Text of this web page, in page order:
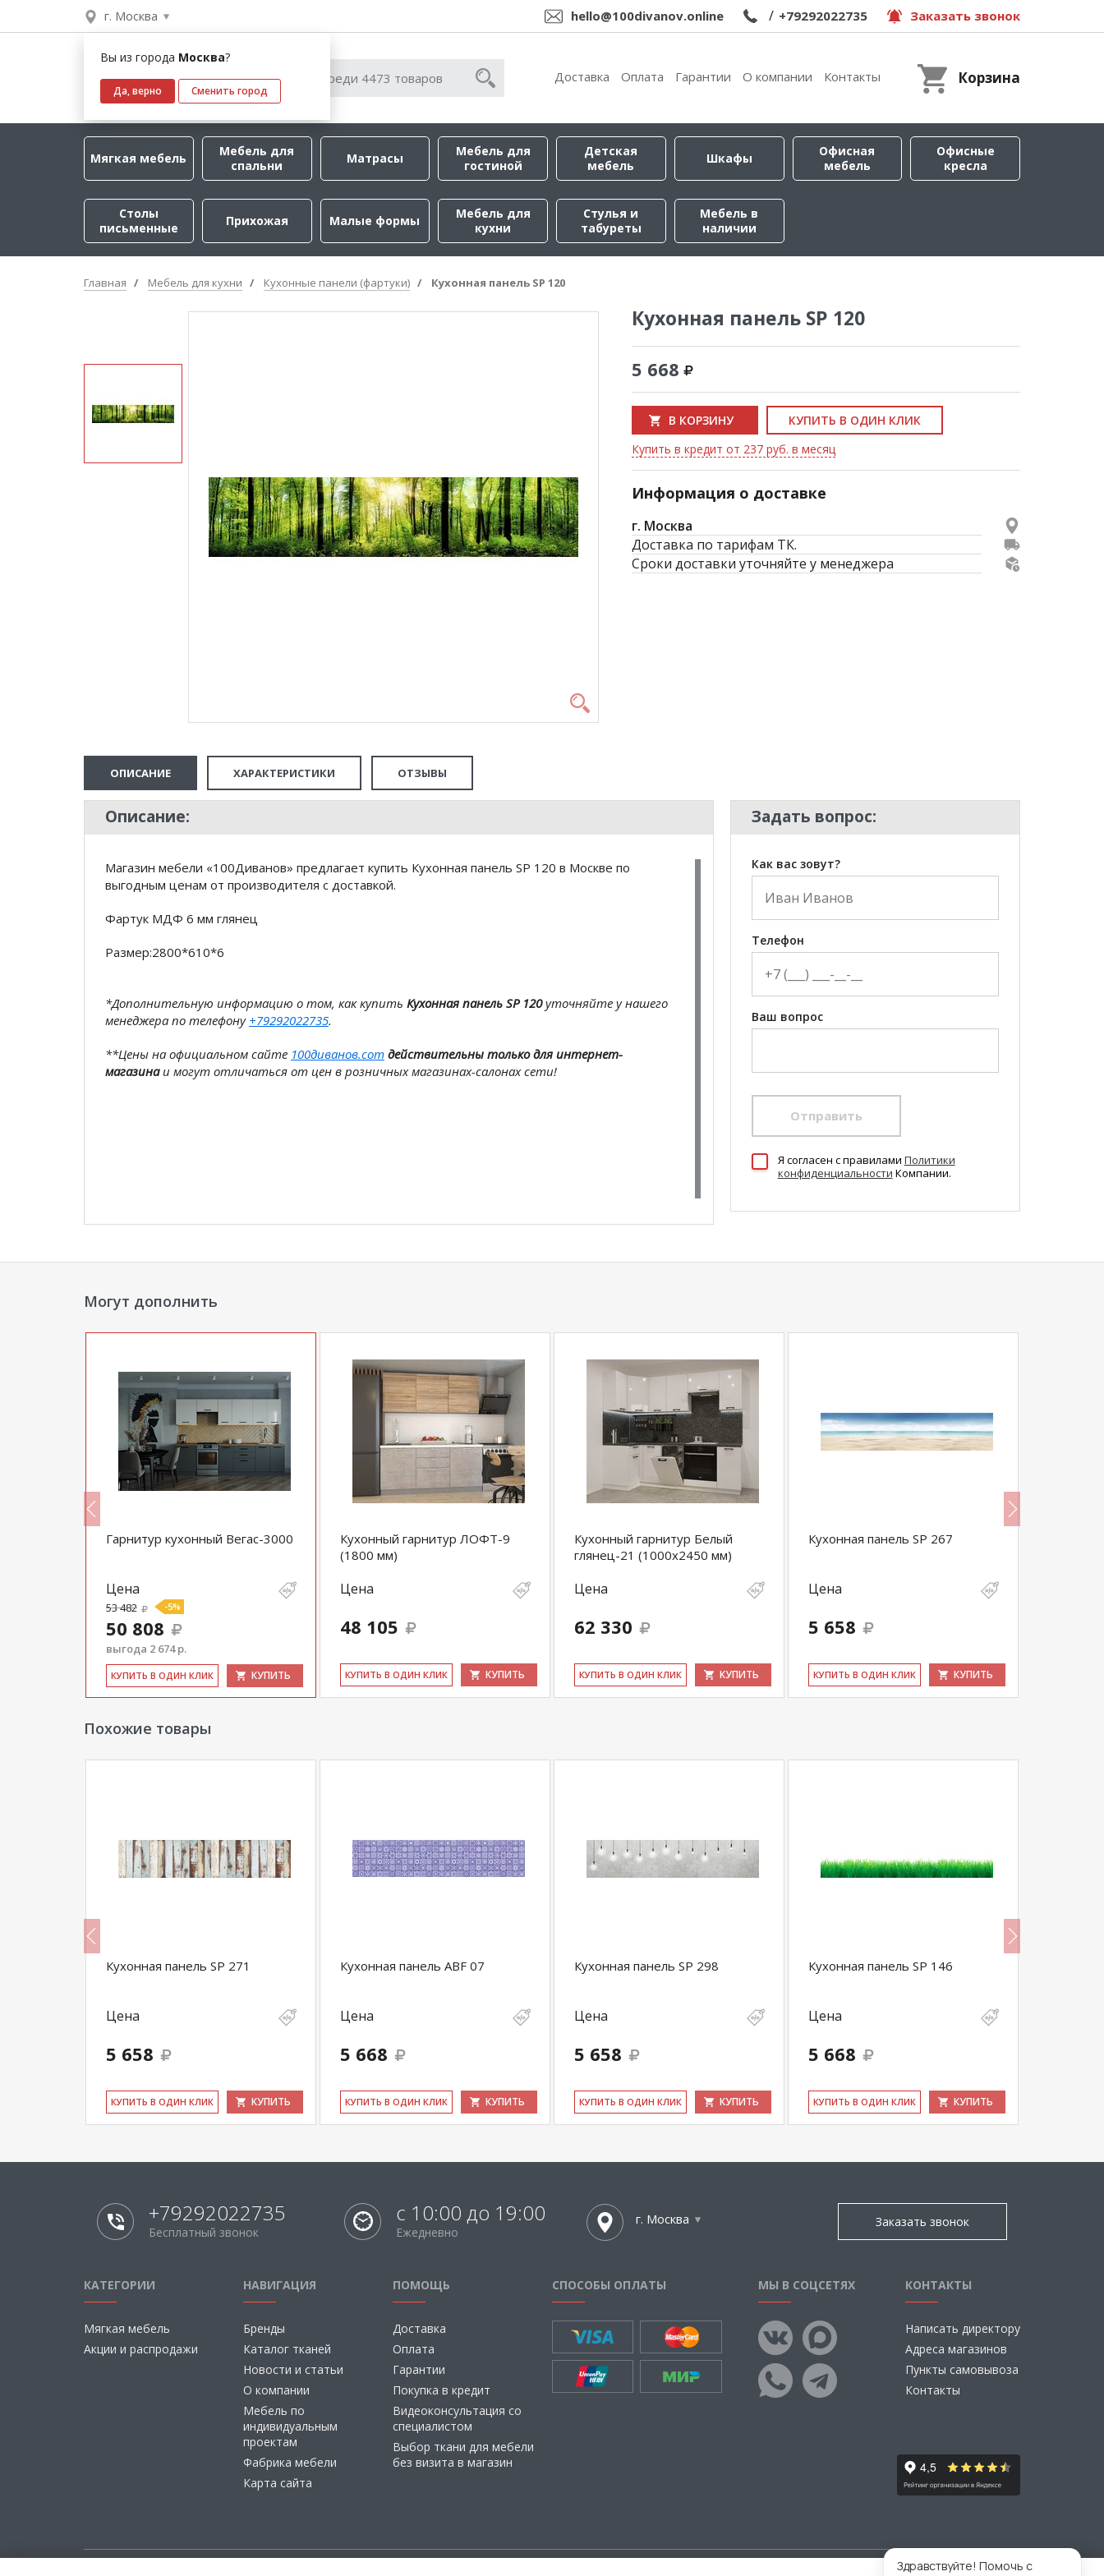
г. Москва
Вы из города Москва?
Да, верно Сменить город
hello@100divanov.online / +79292022735 Заказать звонок
Доставка Оплата Гарантии О компании Контакты Корзина
Мягкая мебель
Мебель для
спальни
Матрасы
Мебель для
гостиной
Детская
мебель
Шкафы
Офисная
мебель
Офисные
кресла
Столы
письменные
Прихожая Малые формы
Мебель для
кухни
Стулья и
табуреты
Мебель в
наличии
Главная Мебель для кухни Кухонные панели (фартуки) Кухонная панель SP 120
Кухонная панель SP 120
5 668
В КОРЗИНУ
КУПИТЬ В ОДИН КЛИК
Купить в кредит от 237 руб. в месяц
Информация о доставке
г. Москва
Доставка по тарифам ТК.
Сроки доставки уточняйте у менеджера
ОПИСАНИЕ ХАРАКТЕРИСТИКИ ОТЗЫВЫ
Описание:
Магазин мебели «100Диванов» предлагает купить Кухонная панель SP 120 в Москве по
выгодным ценам от производителя с доставкой.
Фартук МДФ 6 мм глянец
Размер:2800*610*6
*Дополнительную информацию о том, как купить Кухонная панель SP 120уточняйте у нашего
менеджера по телефону +79292022735.
**Цены на официальном сайте 100диванов.com действительны только для интернет-
магазинаи могут отличаться от цен в розничных магазинах-салонах сети!
Задать вопрос:
Как вас зовут?
Телефон
Ваш вопрос
Отправить
Я согласен c правилами Политики
конфиденциальности Компании.
Могут дополнить
Гарнитур кухонный Вегас-3000
Цена
53 482 -5%
50 808
выгода 2 674 р.
КУ­ПИТЬ В ОДИН КЛИК КУПИТЬ
Кухонный гарнитур ЛОФТ-9
(1800 мм)
Цена
48 105
КУ­ПИТЬ В ОДИН КЛИК КУПИТЬ
Кухонный гарнитур Белый
глянец-21 (1000х2450 мм)
Цена
62 330
КУ­ПИТЬ В ОДИН КЛИК КУПИТЬ
Кухонная панель SP 267
Цена
5 658
КУ­ПИТЬ В ОДИН КЛИК КУПИТЬ
Похожие товары
Кухонная панель SP 271
Цена
5 658
КУ­ПИТЬ В ОДИН КЛИК КУПИТЬ
Кухонная панель ABF 07
Цена
5 668
КУ­ПИТЬ В ОДИН КЛИК КУПИТЬ
Кухонная панель SP 298
Цена
5 658
КУ­ПИТЬ В ОДИН КЛИК КУПИТЬ
Кухонная панель SP 146
Цена
5 668
КУ­ПИТЬ В ОДИН КЛИК КУПИТЬ
+79292022735
Бесплатный звонок
с 10:00 до 19:00
Ежедневно
г. Москва Заказать звонок
КАТЕГОРИИ
Мягкая мебель
Акции и распродажи
НАВИГАЦИЯ
Бренды
Каталог тканей
Новости и статьи
О компании
Мебель по
индивидуальным
проектам
Фабрика мебели
Карта сайта
ПОМОЩЬ
Доставка
Оплата
Гарантии
Покупка в кредит
Видеоконсультация со
специалистом
Выбор ткани для мебели
без визита в магазин
СПОСОБЫ ОПЛАТЫ МЫ В СОЦСЕТЯХ КОНТАКТЫ
Написать директору
Адреса магазинов
Пункты самовывоза
Контакты
Здравствуйте! Помочь с